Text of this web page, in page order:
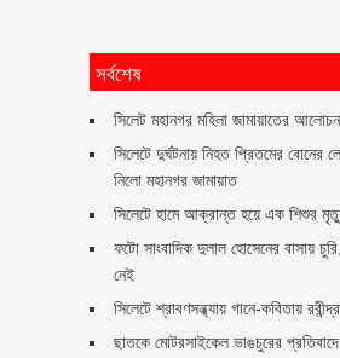
সর্বশেষ
সিলেট মহানগর মহিলা জামায়াতের
সিলেটে দুর্ঘটনায় নিহত প্রিতমের বোনের
নিলো মহানগর জামায়াত
সিলেটে হামে আক্রান্ত হয়ে এক শিশুর
ফটো সাংবাদিক দুলাল হোসেনের বাসায়
নেই
সিলেটে শ্রাবণসন্ধ্যায় গানে-কবিতায়
ছাতকে মোটরসাইকেল ভাঙচুরের